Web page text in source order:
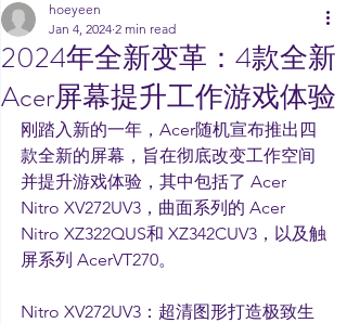
2024年全新变革：4款全新
Acer屏幕提升工作游戏体验
hoeyeen
Jan 4, 2024 2 min read
刚踏入新的一年，Acer随机宣布推出四
款全新的屏幕，旨在彻底改变工作空间
并提升游戏体验，其中包括了 Acer
Nitro XV272UV3，曲面系列的 Acer
Nitro XZ322QUS和 XZ342CUV3，以及触
屏系列 AcerVT270。
Nitro XV272UV3：超清图形打造极致生